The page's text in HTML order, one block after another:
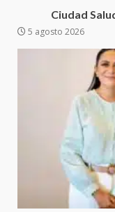
Ciudad
5 agosto 2026